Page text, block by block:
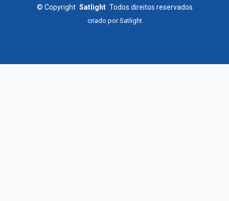
© Copyright Satlight Todos direitos reservados
criado porSatlight